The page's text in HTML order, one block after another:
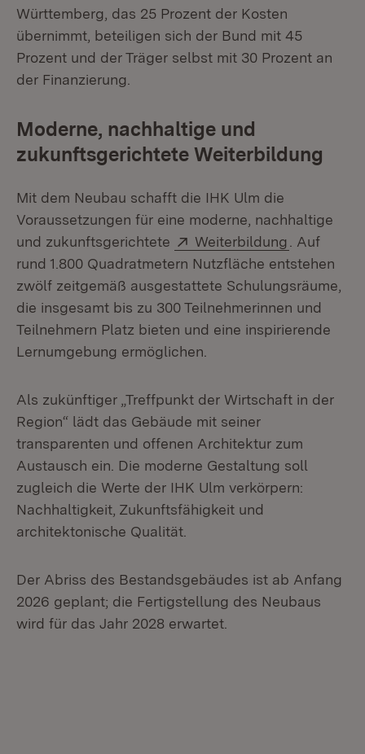
Württemberg, das 25 Prozent der Kosten
übernimmt, beteiligen sich der Bund mit 45
Prozent und der Träger selbst mit 30 Prozent an
der Finanzierung.
Moderne, nachhaltige und
zukunftsgerichtete Weiterbildung
Mit dem Neubau schafft die IHK Ulm die
Voraussetzungen für eine moderne, nachhaltige
und zukunftsgerichtete
Extern:
Weiterbildung (Öffnet in
. Auf
rund 1.800 Quadratmetern Nutzfläche entstehen
zwölf zeitgemäß ausgestattete Schulungsräume,
die insgesamt bis zu 300 Teilnehmerinnen und
Teilnehmern Platz bieten und eine inspirierende
Lernumgebung ermöglichen.
Als zukünftiger „Treffpunkt der Wirtschaft in der
Region“ lädt das Gebäude mit seiner
transparenten und offenen Architektur zum
Austausch ein. Die moderne Gestaltung soll
zugleich die Werte der IHK Ulm verkörpern:
Nachhaltigkeit, Zukunftsfähigkeit und
architektonische Qualität.
Der Abriss des Bestandsgebäudes ist ab Anfang
2026 geplant; die Fertigstellung des Neubaus
wird für das Jahr 2028 erwartet.